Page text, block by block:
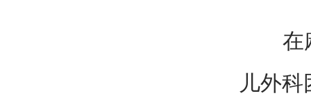
在麻
儿外